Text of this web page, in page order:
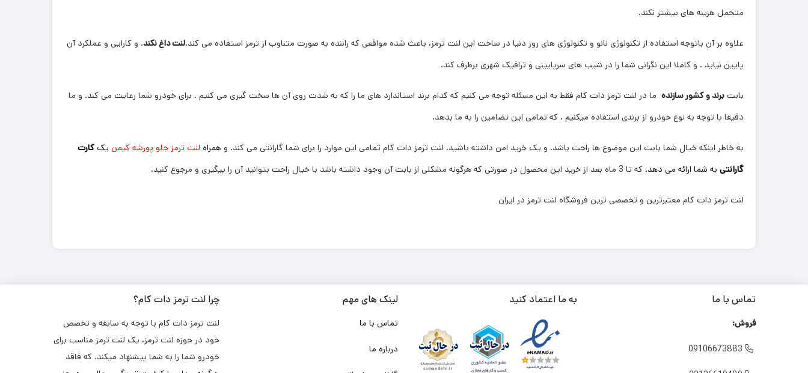
متحمل هزینه های بیشتر نکند.
علاوه بر آن باتوجه استفاده از تکنولوژی نانو و تکنولوژی های روز دنیا در ساخت این لنت ترمز، باعث شده مواقعی که راننده به صورت متناوب از ترمز استفاده می کند.لنت داغ نکند. و کارایی و عملکرد آن
پایین نیاید . و کاملا این نگرانی شما را در شیب های سرپایینی و ترافیک شهری برطرف کند.
بابت برند و کشور سازنده ما در لنت ترمز دات کام فقط به این مسئله توجه می کنیم که کدام برند استاندارد های ما را که به شدت روی آن ها سخت گیری می کنیم . برای خودرو شما رعایت می کند. و ما
دقیقا با توجه به نوع خودرو از برندی استفاده میکنیم . که تمامی این تضامین را به ما بدهد.
به خاطر اینکه خیال شما بابت این موضوع ها راحت باشد. و یک خرید امن داشته باشید. لنت ترمز دات کام تمامی این موارد را برای شما گارانتی می کند. و همراه لنت ترمز جلو پورشه کیمن یک کارت
گارانتی به شما ارائه می دهد. که تا 3 ماه بعد از خرید این محصول در صورتی که هرگونه مشکلی از بابت آن وجود داشته باشد با خیال راحت بتوانید آن را پیگیری و مرجوع کنید.
لنت ترمز دات کام معتبرترین و تخصصی ترین فروشگاه لنت ترمز در ایران
تماس با ما
فروش:

09106673883
به ما اعتماد کنید لینک های مهم
تماس با ما
درباره ما
چرا لنت ترمز دات کام؟
لنت ترمز دات کام با توجه به سابقه و تخصص
خود در حوزه لنت ترمز، یک لنت ترمز مناسب برای
خودرو شما را به شما پیشنهاد میکند. که فاقد